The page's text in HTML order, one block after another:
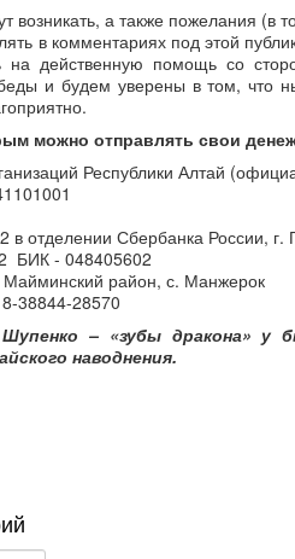
возникать, а также пожелания (в
в комментариях под этой
на действенную помощь со
и будем уверены в том, что
можно отправлять свои
Республики Алтай
в отделении Сбербанка России, г.
БИК - 048405602
Майминский район, с. Манжерок
38844-28570
– «зубы дракона» у
наводнения.